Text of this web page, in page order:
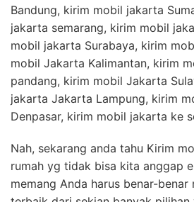
Bandung, kirim mobil jakarta
jakarta semarang, kirim mobil
mobil jakarta Surabaya, kirim
mobil Jakarta Kalimantan, kirim
pandang, kirim mobil Jakarta
jakarta Jakarta Lampung, kirim
Denpasar, kirim mobil jakarta ke
Nah, sekarang anda tahu Kirim
rumah yg tidak bisa kita anggap
memang Anda harus benar-benar